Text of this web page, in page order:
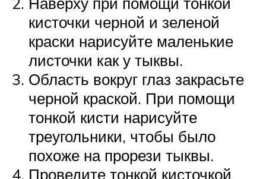
кисточки черной и зеленой
краски нарисуйте маленькие
листочки как у тыквы.
Область вокруг глаз закрасьте
черной краской. При помощи
тонкой кисти нарисуйте
треугольники, чтобы было
похоже на прорези тыквы.
Проведите тонкой кисточкой